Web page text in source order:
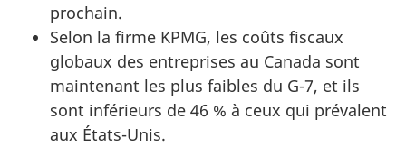
prochain.
Selon la firme KPMG, les coûts fiscaux
globaux des entreprises au Canada sont
maintenant les plus faibles du G-7, et ils
sont inférieurs de 46 % à ceux qui prévalent
aux États-Unis.